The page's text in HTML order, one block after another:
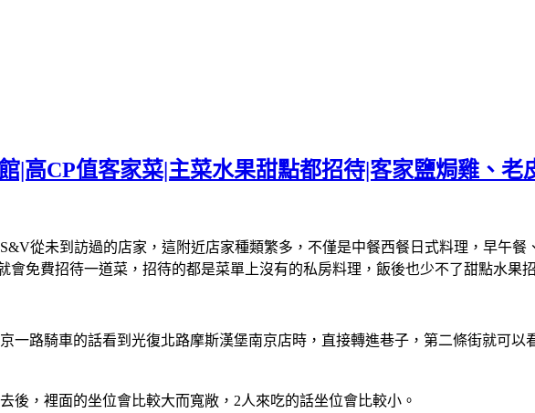
|高CP值客家菜|主菜水果甜點都招待|客家鹽焗雞、
從未到訪過的店家，這附近店家種類繁多，不僅是中餐西餐日式料理，早午
會免費招待一道菜，招待的都是菜單上沒有的私房料理，飯後也少不了甜點水果
一路騎車的話看到光復北路摩斯漢堡南京店時，直接轉進巷子，第二條街就可
後，裡面的坐位會比較大而寬敞，2人來吃的話坐位會比較小。